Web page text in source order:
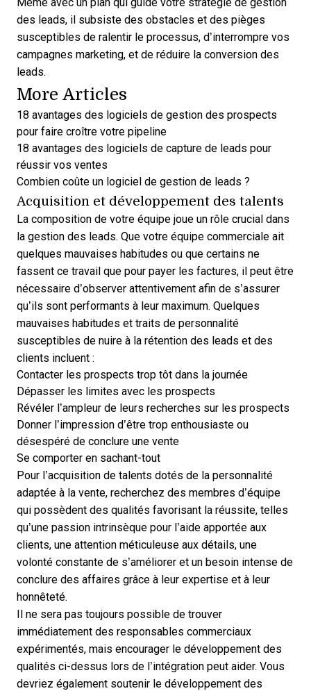
Même avec un plan qui guide votre stratégie de gestion
des leads, il subsiste des obstacles et des pièges
susceptibles de ralentir le processus, d’interrompre vos
campagnes marketing, et de réduire la conversion des
leads.
More Articles
18 avantages des logiciels de gestion des prospects
pour faire croître votre pipeline
18 avantages des logiciels de capture de leads pour
réussir vos ventes
Combien coûte un logiciel de gestion de leads ?
Acquisition et développement des talents
La composition de votre équipe joue un rôle crucial dans
la gestion des leads. Que votre équipe commerciale ait
quelques mauvaises habitudes ou que certains ne
fassent ce travail que pour payer les factures, il peut être
nécessaire d’observer attentivement afin de s’assurer
qu’ils sont performants à leur maximum. Quelques
mauvaises habitudes et traits de personnalité
susceptibles de nuire à la rétention des leads et des
clients incluent :
Contacter les prospects trop tôt dans la journée
Dépasser les limites avec les prospects
Révéler l’ampleur de leurs recherches sur les prospects
Donner l’impression d’être trop enthousiaste ou
désespéré de conclure une vente
Se comporter en sachant-tout
Pour l’acquisition de talents dotés de la personnalité
adaptée à la vente, recherchez des membres d’équipe
qui possèdent des qualités favorisant la réussite, telles
qu’une passion intrinsèque pour l’aide apportée aux
clients, une attention méticuleuse aux détails, une
volonté constante de s’améliorer et un besoin intense de
conclure des affaires grâce à leur expertise et à leur
honnêteté.
Il ne sera pas toujours possible de trouver
immédiatement des responsables commerciaux
expérimentés, mais encourager le développement des
qualités ci-dessus lors de l’intégration peut aider. Vous
devriez également soutenir le développement des